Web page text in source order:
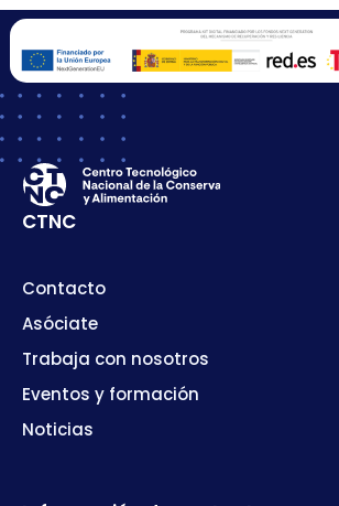
CTNC
Contacto
Asóciate
Trabaja con nosotros
Eventos y formación
Noticias